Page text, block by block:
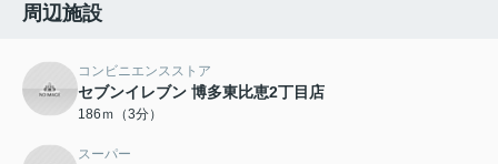
周辺施設
コンビニエンスストア
セブンイレブン 博多東比恵2丁目店
186ｍ（3分）
スーパー